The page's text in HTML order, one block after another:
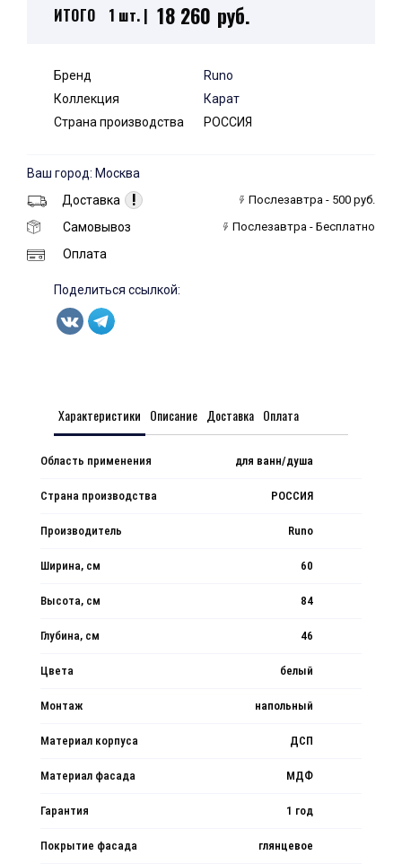
ИТОГО 1 шт. | 18 260 руб.
Бренд
Runo
Коллекция
Карат
Страна производства
РОССИЯ
Ваш город: Москва
Доставка
! Послезавтра - 500 руб.
Самовывоз Послезавтра - Бесплатно
Оплата
Поделиться ссылкой:
Характеристики Описание Доставка Оплата
Область применения для ванн/душа
Страна производства РОССИЯ
Производитель Runo
Ширина, см 60
Высота, см 84
Глубина, см 46
Цвета белый
Монтаж напольный
Материал корпуса ДСП
Материал фасада МДФ
Гарантия 1 год
Покрытие фасада глянцевое